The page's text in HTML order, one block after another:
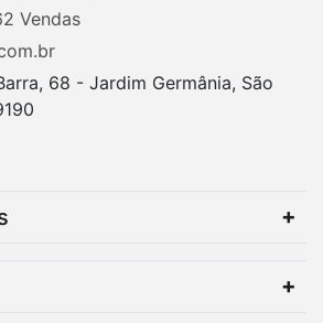
68 - Jardim Germânia, São